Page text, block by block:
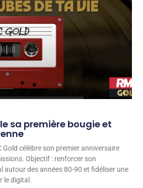
sa première bougie et
Gold célèbre son premier anniversaire
Objectif : renforcer son
autour des années 80-90 et fidéliser une
le digital.